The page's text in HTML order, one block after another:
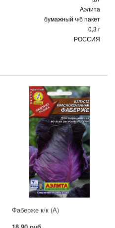
Аэлита
бумажный ч/б пакет
0,3 г
РОССИЯ
Фаберже к/к (А)